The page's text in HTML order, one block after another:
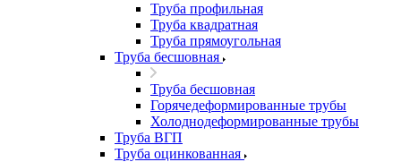
Труба профильная
Труба квадратная
Труба прямоугольная
Труба бесшовная
Труба бесшовная
Горячедеформированные трубы
Холоднодеформированные трубы
Труба ВГП
Труба оцинкованная